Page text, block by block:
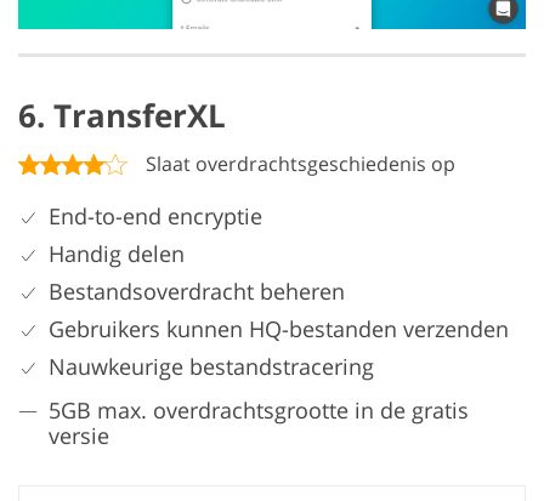
6. TransferXL
Slaat overdrachtsgeschiedenis op
End-to-end encryptie
Handig delen
Bestandsoverdracht beheren
Gebruikers kunnen HQ-bestanden verzenden
Nauwkeurige bestandstracering
5GB max. overdrachtsgrootte in de gratis
versie